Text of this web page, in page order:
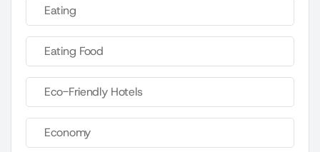
Eating
Eating Food
Eco-Friendly Hotels
Economy